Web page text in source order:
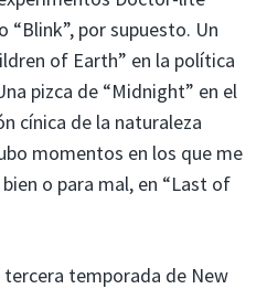
por supuesto. Un
of Earth” en la política
pizca de “Midnight” en el
cínica de la naturaleza
momentos en los que me
o para mal, en “Last of
tercera temporada de New